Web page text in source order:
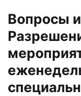
Вопросы